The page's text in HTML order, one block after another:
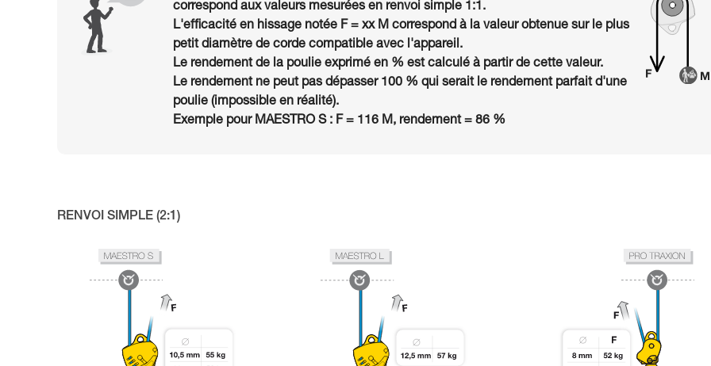
correspond aux valeurs mesurées en renvoi simple 1:1.
L'efficacité en hissage notée F = xx M correspond à la valeur obtenue sur le plus
petit diamètre de corde compatible avec l'appareil.
Le rendement de la poulie exprimé en % est calculé à partir de cette valeur.
Le rendement ne peut pas dépasser 100 % qui serait le rendement parfait d'une
poulie (impossible en réalité).
Exemple pour MAESTRO S : F = 116 M, rendement = 86 %
RENVOI SIMPLE (2:1)